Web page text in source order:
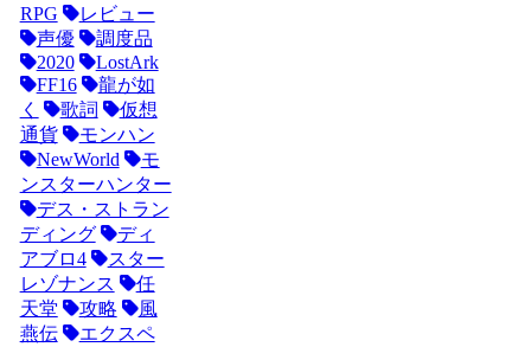
RPG
レビュー
声優
調度品
2020
LostArk
FF16
龍が如
く
歌詞
仮想
通貨
モンハン
NewWorld
モ
ンスターハンター
デス・ストラン
ディング
ディ
アブロ4
スター
レゾナンス
任
天堂
攻略
風
燕伝
エクスペ